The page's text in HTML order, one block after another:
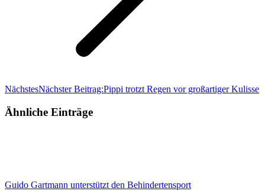
NächstesNächster Beitrag:Pippi trotzt Regen vor großartiger Kulisse
Ähnliche Einträge
Guido Gartmann unterstützt den Behindertensport